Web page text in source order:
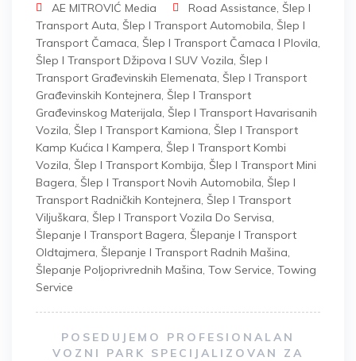
AE MITROVIĆ Media Road Assistance, Šlep I
Transport Auta, Šlep I Transport Automobila, Šlep I
Transport Čamaca, Šlep I Transport Čamaca I Plovila,
Šlep I Transport Džipova I SUV Vozila, Šlep I
Transport Građevinskih Elemenata, Šlep I Transport
Građevinskih Kontejnera, Šlep I Transport
Građevinskog Materijala, Šlep I Transport Havarisanih
Vozila, Šlep I Transport Kamiona, Šlep I Transport
Kamp Kućica I Kampera, Šlep I Transport Kombi
Vozila, Šlep I Transport Kombija, Šlep I Transport Mini
Bagera, Šlep I Transport Novih Automobila, Šlep I
Transport Radničkih Kontejnera, Šlep I Transport
Viljuškara, Šlep I Transport Vozila Do Servisa,
Šlepanje I Transport Bagera, Šlepanje I Transport
Oldtajmera, Šlepanje I Transport Radnih Mašina,
Šlepanje Poljoprivrednih Mašina, Tow Service, Towing
Service
POSEDUJEMO PROFESIONALAN
VOZNI PARK SPECIJALIZOVAN ZA